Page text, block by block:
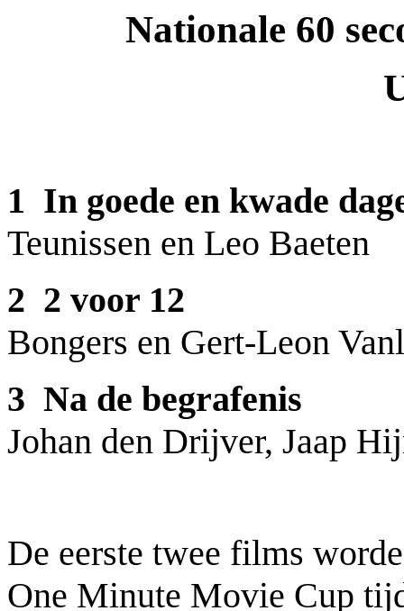
Nationale 60
1 In goede en kwade
Teunissen en Leo Baeten
2 2 voor 12
Bongers en Gert-Leon
3 Na de
Johan den Drijver, Jaap
De eerste twee films
One Minute Movie Cup